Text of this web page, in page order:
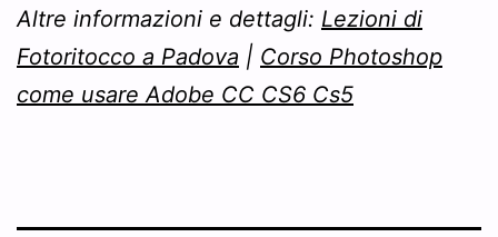
Altre informazioni e dettagli: Lezioni di
Fotoritocco a Padova | Corso Photoshop
come usare Adobe CC CS6 Cs5